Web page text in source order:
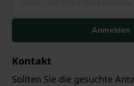
Anmelden
Kontakt
Sollten Sie die gesuchte